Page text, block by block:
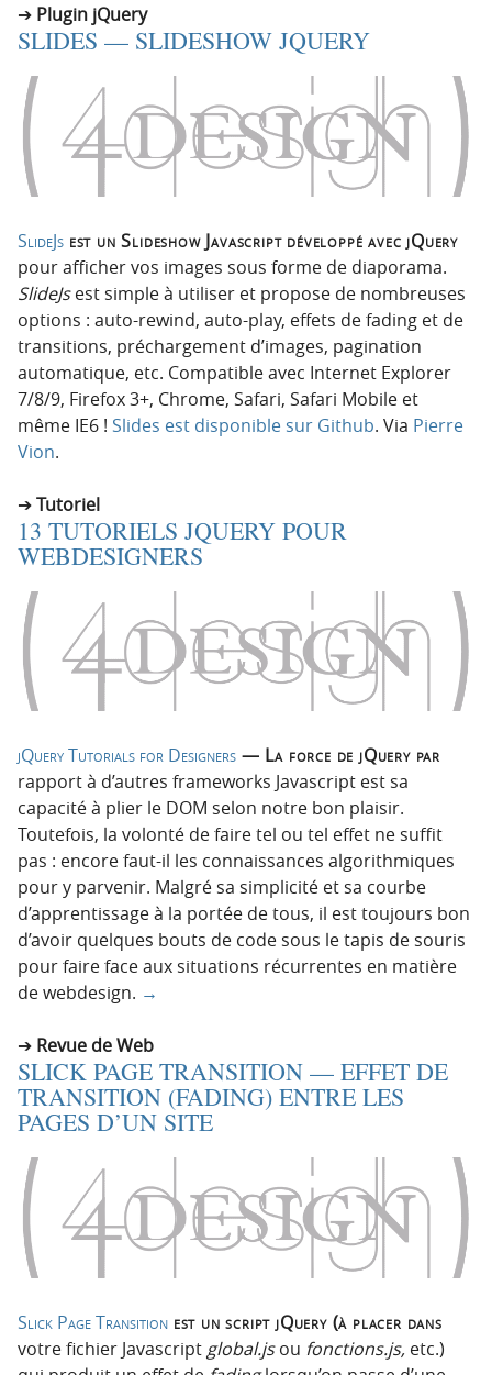
Plugin jQuery
SLIDES — SLIDESHOW JQUERY
SlideJs est un Slideshow Javascript développé avec jQuery
pour afficher vos images sous forme de diaporama.
SlideJsest simple à utiliser et propose de nombreuses
options : auto-rewind, auto-play, effets de fading et de
transitions, préchargement d’images, pagination
automatique, etc. Compatible avec Internet Explorer
7/8/9, Firefox 3+, Chrome, Safari, Safari Mobile et
même IE6 ! Slides est disponible sur Github. Via Pierre
Vion.
Tutoriel
13 TUTORIELS JQUERY POUR
WEBDESIGNERS
jQuery Tutorials for Designers — La force de jQuery par
rapport à d’autres frameworks Javascript est sa
capacité à plier le DOM selon notre bon plaisir.
Toutefois, la volonté de faire tel ou tel effet ne suffit
pas : encore faut-il les connaissances algorithmiques
pour y parvenir. Malgré sa simplicité et sa courbe
d’apprentissage à la portée de tous, il est toujours bon
d’avoir quelques bouts de code sous le tapis de souris
pour faire face aux situations récurrentes en matière
de webdesign. →
Revue de Web
SLICK PAGE TRANSITION — EFFET DE
TRANSITION (FADING) ENTRE LES
PAGES D’UN SITE
Slick Page Transition est un script jQuery (à placer dans
votre fichier Javascript global.jsou fonctions.js, etc.)